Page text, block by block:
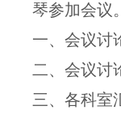
琴参加会议。
一、会议讨
二、会议讨
三、各科室